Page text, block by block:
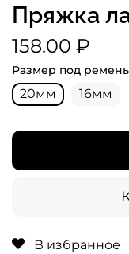
Пряжка
158.00 ₽
Размер под ремень
20мм 16мм
В избранное